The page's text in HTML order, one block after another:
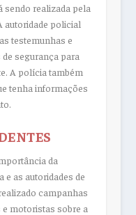
sendo realizada pela
autoridade policial
testemunhas e
segurança para
A polícia também
tenha informações
da
as autoridades de
campanhas
motoristas sobre a